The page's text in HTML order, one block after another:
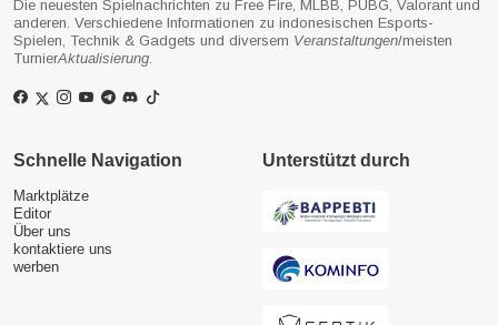
Die neuesten Spielnachrichten zu Free Fire, MLBB, PUBG, Valorant und
anderen. Verschiedene Informationen zu indonesischen Esports-
Spielen, Technik & Gadgets und diversem Veranstaltungen/meisten
TurnierAktualisierung.
Schnelle Navigation
Marktplätze
Editor
Über uns
kontaktiere uns
werben
Unterstützt durch